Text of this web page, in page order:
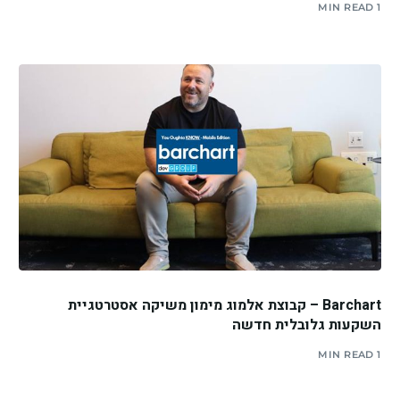
1 MIN READ
Barchart – קבוצת אלמוג מימון משיקה אסטרטגיית
השקעות גלובלית חדשה
1 MIN READ